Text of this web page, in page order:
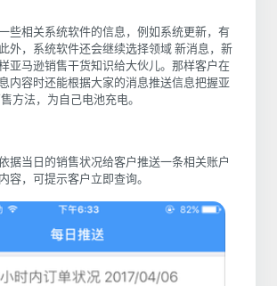
些相关系统软件的信息，例如系统更新，有
外，系统软件还会继续选择领域 新消息，新
亚马逊销售干货知识给大伙儿。那样客户在
内容时还能根据大家的消息推送信息把握亚
方法，为自己电池充电。
据当日的销售状况给客户推送一条相关账户
容，可提示客户立即查询。